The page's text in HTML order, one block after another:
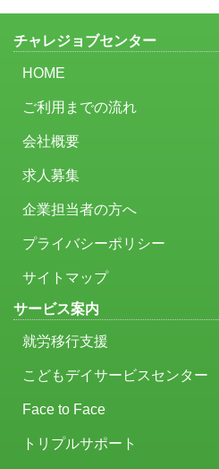
チャレジョブセンター
HOME
ご利用までの流れ
会社概要
求人募集
企業担当者の方へ
プライバシーポリシー
サイトマップ
サービス案内
就労移行支援
こどもデイサービスセンター
Face to Face
トリプルサポート